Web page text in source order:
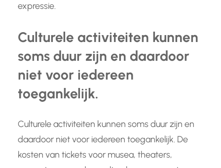
expressie.
Culturele activiteiten kunnen
soms duur zijn en daardoor
niet voor iedereen
toegankelijk.
Culturele activiteiten kunnen soms duur zijn en
daardoor niet voor iedereen toegankelijk. De
kosten van tickets voor musea, theaters,